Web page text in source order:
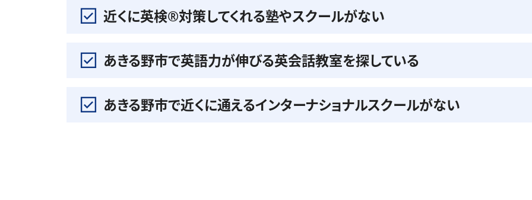
近くに英検®️対策してくれる塾やスクールがない
あきる野市で英語力が伸びる英会話教室を探している
あきる野市で近くに通えるインターナショナルスクールがない